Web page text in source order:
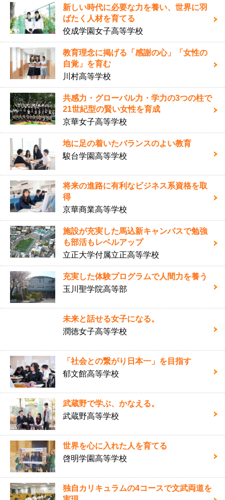
新しい時代に必要な力を養い、世界に羽
ばたく人材を育てる
佼成学園女子高等学校
教育理念に掲げる「感謝の心」「女性の
自覚」を育む
川村高等学校
共感力・グローバル力・学力の3つの柱で
21世紀型の賢い女性を育成
京華女子高等学校
地に足の着いたバランスのよい教育
駿台学園高等学校
将来の進路に有利なビジネス系資格を取
得
京華商業高等学校
施設が充実した馬込新キャンパスで勉強
も部活もレベルアップ
立正大学付属立正高等学校
充実した体験プログラムで人間力を養う
玉川聖学院高等部
未来と話せる女子になる。
潤徳女子高等学校
「社会との繋がり日本一」を目指す
郁文館高等学校
武蔵野で学ぶ、かなえる。
武蔵野高等学校
世界を心に入れた人を育てる
啓明学園高等学校
独自カリキュラムの4コースで文武両道を